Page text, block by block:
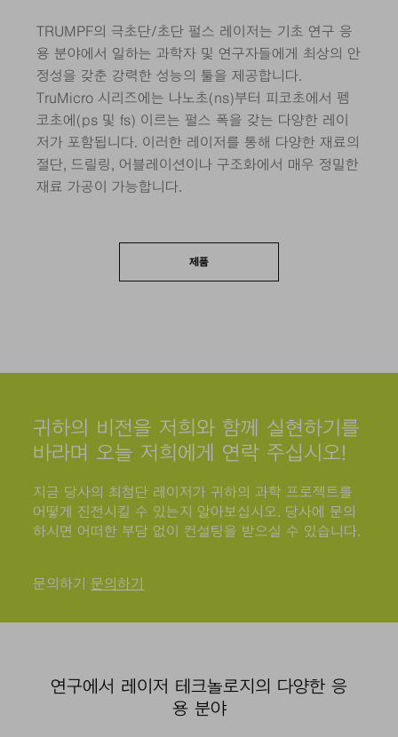
TRUMPF의 극초단/초단 펄스 레이저는 기초 연구 응
용 분야에서 일하는 과학자 및 연구자들에게 최상의 안
정성을 갖춘 강력한 성능의 툴을 제공합니다.
TruMicro 시리즈에는 나노초(ns)부터 피코초에서 펨
코초에(ps 및 fs) 이르는 펄스 폭을 갖는 다양한 레이
저가 포함됩니다. 이러한 레이저를 통해 다양한 재료의
절단, 드릴링, 어블레이션이나 구조화에서 매우 정밀한
재료 가공이 가능합니다.
제품
귀하의 비전을 저희와 함께 실현하기를
바라며 오늘 저희에게 연락 주십시오!
지금 당사의 최첨단 레이저가 귀하의 과학 프로젝트를
어떻게 진전시킬 수 있는지 알아보십시오. 당사에 문의
하시면 어떠한 부담 없이 컨설팅을 받으실 수 있습니다.
문의하기문의하기
연구에서 레이저 테크놀로지의 다양한 응
용 분야